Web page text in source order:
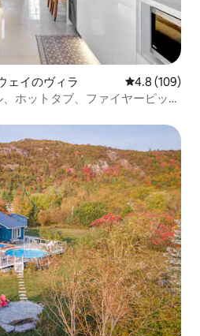
ェイのヴィラ レビュー109
4.8 (109)
ホットタブ、ファイヤーピット